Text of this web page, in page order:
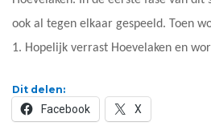
ook al tegen elkaar gespeeld. Toen
1. Hopelijk verrast Hoevelaken en
Dit delen:
Facebook X